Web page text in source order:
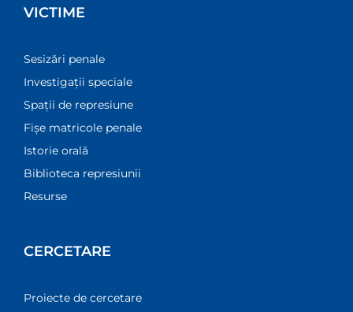
VICTIME
Sesizări penale
Investigații speciale
Spații de represiune
Fișe matricole penale
Istorie orală
Biblioteca represiunii
Resurse
CERCETARE
Proiecte de cercetare